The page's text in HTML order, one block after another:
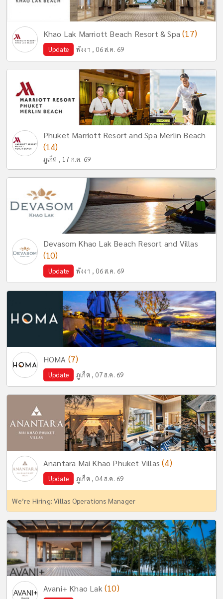
Khao Lak Marriott Beach Resort & Spa(17)
Update พังงา , 06 ส.ค. 69
Phuket Marriott Resort and Spa Merlin Beach
(14)
ภูเก็ต , 17 ก.ค. 69
Devasom Khao Lak Beach Resort and Villas
(10)
Update พังงา , 06 ส.ค. 69
HOMA (7)
Update ภูเก็ต , 07 ส.ค. 69
Anantara Mai Khao Phuket Villas(4)
Update ภูเก็ต , 04 ส.ค. 69
We’re Hiring: Villas Operations Manager
Avani+ Khao Lak (10)